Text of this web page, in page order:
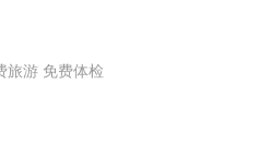
参与、主动担责
护公众权益，接受社会监督
旅游 免费体检